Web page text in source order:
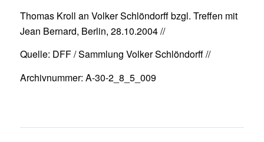
Thomas Kroll an Volker Schlöndorff bzgl. Treffen mit
Jean Bernard, Berlin, 28.10.2004 //
Quelle: DFF / Sammlung Volker Schlöndorff //
Archivnummer: A-30-2_8_5_009